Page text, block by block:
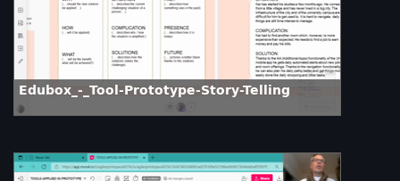
Edubox_-_Tool-Prototype-Story-Telling